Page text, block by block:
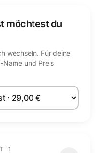
möchtest du
wechseln. Für deine
Name und Preis
1